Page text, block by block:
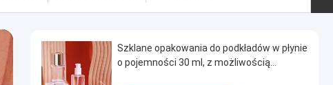
Szklane opakowania do podkładów w płynie
o pojemności 30 ml, z możliwością